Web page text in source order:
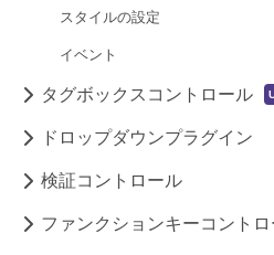
スタイルの設定
イベント
タグボックスコントロール
ドロップダウンプラグイン
検証コントロール
ファンクションキーコント